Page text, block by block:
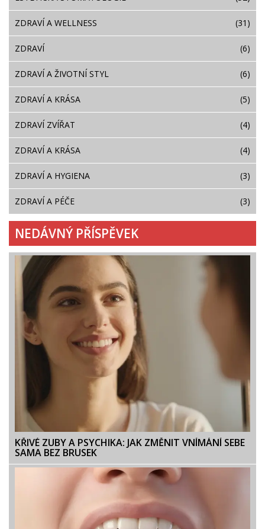
ZDRAVÍ A WELLNESS (31)
ZDRAVÍ (6)
ZDRAVÍ A ŽIVOTNÍ STYL (6)
ZDRAVÍ A KRÁSA (5)
ZDRAVÍ ZVÍŘAT (4)
ZDRAVÍ A KRÁSA (4)
ZDRAVÍ A HYGIENA (3)
ZDRAVÍ A PÉČE (3)
NEDÁVNÝ PŘÍSPĚVEK
KŘIVÉ ZUBY A PSYCHIKA: JAK ZMĚNIT VNÍMÁNÍ SEBE
SAMA BEZ BRUSEK